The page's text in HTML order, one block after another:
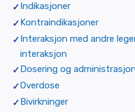
Indikasjoner
Kontraindikasjoner
Interaksjon med andre
interaksjon
Dosering og
Overdose
Bivirkninger